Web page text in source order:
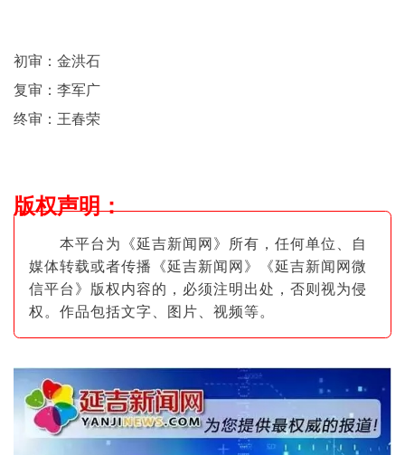
初审：金洪石
复审：李军广
终审：王春荣
版权声明：
本平台为《延吉新闻网》所有，任何单位、自
媒体转载或者传播《延吉新闻网》《延吉新闻网微
信平台》版权内容的，必须注明出处，否则视为侵
权。作品包括文字、图片 、视频等。